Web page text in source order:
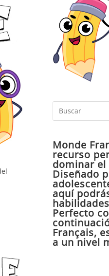
Monde
recurso
dominar el
Diseñado
aquí
Perfecto
Français,
a un nivel